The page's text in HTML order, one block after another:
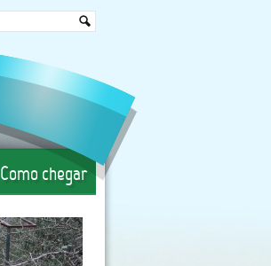
Como chegar